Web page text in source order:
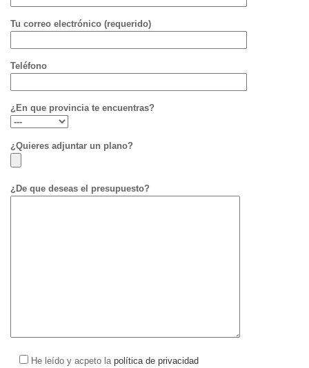
Tu correo electrónico (requerido)
Teléfono
¿En que provincia te encuentras?
¿Quieres adjuntar un plano?
¿De que deseas el presupuesto?
He leído y acpeto la política de privacidad